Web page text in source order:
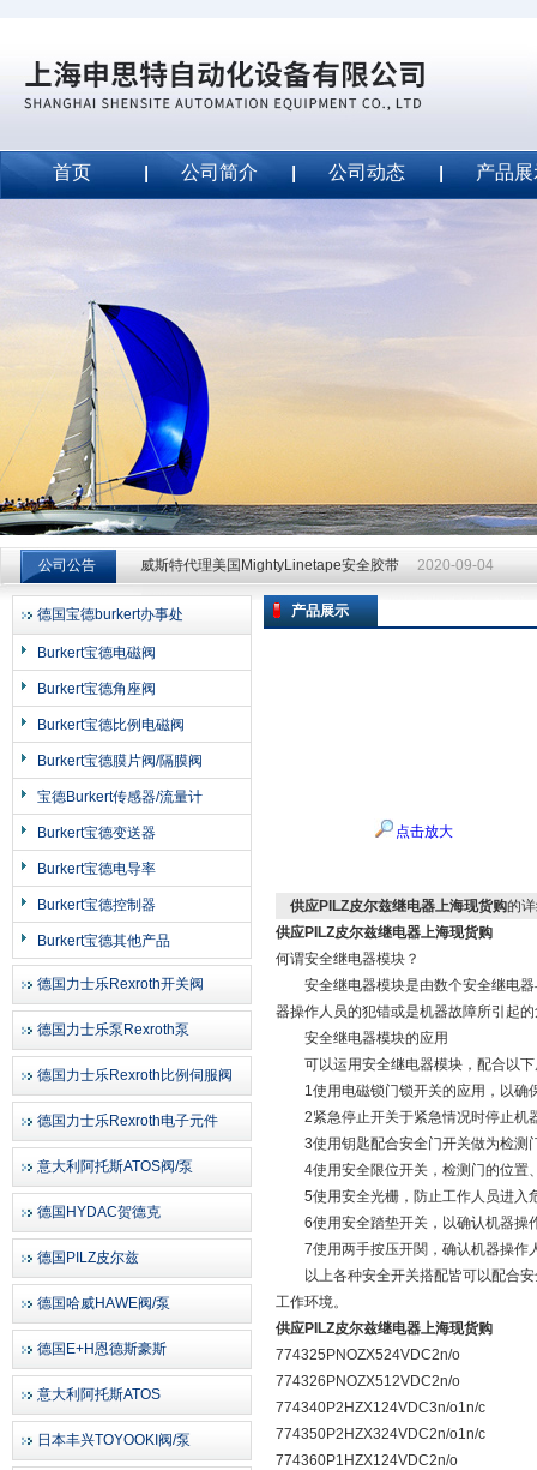
上海申思特自动化设备有限公司
首页 公司简介 公司动态 产品
公司公告
威斯特代理美国MightyLinetape安全胶带 2020-09-04
威斯特代理美国MightyLinetape安全胶带 2020-09-04
威斯特代理美国MightyLinetape安全胶带
德国宝德burkert办事处
Burkert宝德电磁阀
Burkert宝德角座阀
Burkert宝德比例电磁阀
Burkert宝德膜片阀/隔膜阀
宝德Burkert传感器/流量计
Burkert宝德变送器
Burkert宝德电导率
Burkert宝德控制器
Burkert宝德其他产品
德国力士乐Rexroth开关阀
德国力士乐泵Rexroth泵
德国力士乐Rexroth比例伺服阀
德国力士乐Rexroth电子元件
意大利阿托斯ATOS阀/泵
德国HYDAC贺德克
德国PILZ皮尔兹
德国哈威HAWE阀/泵
德国E+H恩德斯豪斯
意大利阿托斯ATOS
日本丰兴TOYOOKI阀/泵
产品展示
点击放大
供应PILZ皮尔兹继电器上海现货购的
供应PILZ皮尔兹继电器上海现货购
何谓安全继电器模块？
安全继电器模块是由数个安全继电器
器操作人员的犯错或是机器故障所引起
安全继电器模块的应用
可以运用安全继电器模块，配合以下
1使用电磁锁门锁开关的应用，以确
2紧急停止开关于紧急情况时停止机
3使用钥匙配合安全门开关做为检测
4使用安全限位开关，检测门的位置
5使用安全光栅，防止工作人员进入
6使用安全踏垫开关，以确认机器操
7使用两手按压开関，确认机器操作
以上各种安全开关搭配皆可以配合安
工作环境。
供应PILZ皮尔兹继电器上海现货购
774325PNOZX524VDC2n/o
774326PNOZX512VDC2n/o
774340P2HZX124VDC3n/o1n/c
774350P2HZX324VDC2n/o1n/c
774360P1HZX124VDC2n/o